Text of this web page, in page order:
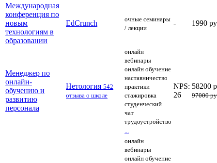
Международная
конференция по
новым
технологиям в
образовании
EdCrunch
очные семинары
/ лекции
- 1990
Менеджер по
онлайн-
обучению и
развитию
персонала
Нетология 542
отзыва о школе
онлайн
вебинары
онлайн обучение
наставничество
практики
стажировка
студенческий
чат
трудоустройство
...
NPS:
26
58200
97000
онлайн
вебинары
онлайн обучение